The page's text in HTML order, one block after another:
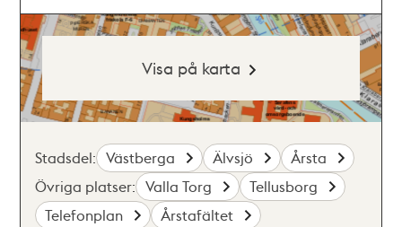
Visa på karta
Stadsdel: Västberga Älvsjö
Årsta
Övriga platser: Valla Torg
Tellusborg
Telefonplan
Årstafältet